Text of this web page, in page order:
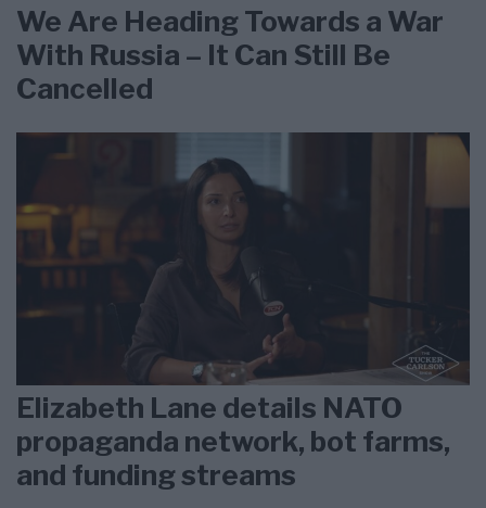
We Are Heading Towards a War
With Russia – It Can Still Be
Cancelled
Elizabeth Lane details NATO
propaganda network, bot farms,
and funding streams